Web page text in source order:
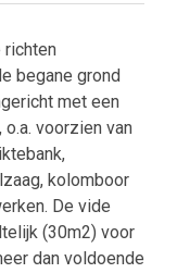
richten
begane grond
met een
voorzien van
kolomboor
De vide
(30m2) voor
dan voldoende